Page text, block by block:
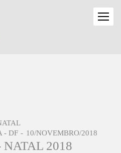
- DF
10/NOVEMBRO/2018
2018